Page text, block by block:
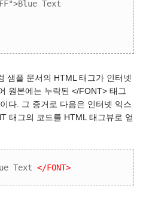
Text
샘플 문서의 HTML 태그가 인터넷
원본에는 누락된 </FONT> 태그
다. 그 증거로 다음은 인터넷 익스
태그의 코드를 HTML 태그뷰로 얻
Text </FONT>